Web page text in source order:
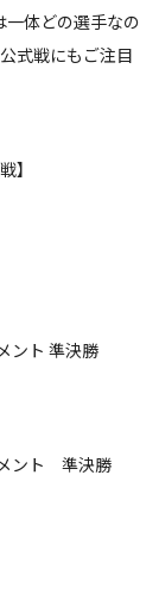
体どの選手なの
式戦にもご注目
】
ント 準決勝
ント 準決勝